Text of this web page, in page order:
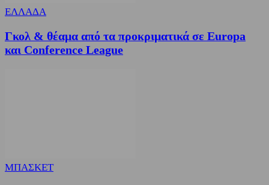
ΕΛΛΑΔΑ
Γκολ & θέαμα από τα προκριματικά σε Europa
και Conference League
ΜΠΑΣΚΕΤ